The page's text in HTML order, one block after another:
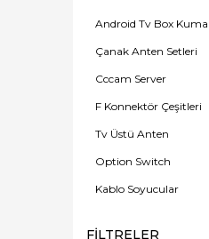
Android Tv Box
Çanak Anten Setleri
Cccam Server
F Konnektör Çeşitleri
Tv Üstü Anten
Option Switch
Kablo Soyucular
FILTRELER